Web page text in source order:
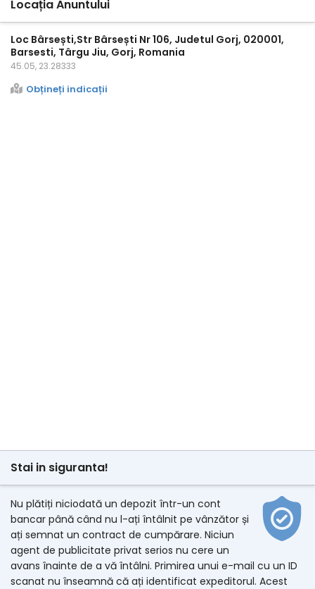
Locația Anuntului
Loc Bârsești,Str Bârsești Nr 106, Judetul Gorj, 020001,
Barsesti, Târgu Jiu, Gorj, Romania
45.05, 23.28333
Obțineți indicații
Stai in siguranta!
Nu plătiți niciodată un depozit într-un cont
bancar până când nu l-ați întâlnit pe vânzător și
ați semnat un contract de cumpărare. Niciun
agent de publicitate privat serios nu cere un
avans înainte de a vă întâlni. Primirea unui e-mail cu un ID
scanat nu înseamnă că ați identificat expeditorul. Acest